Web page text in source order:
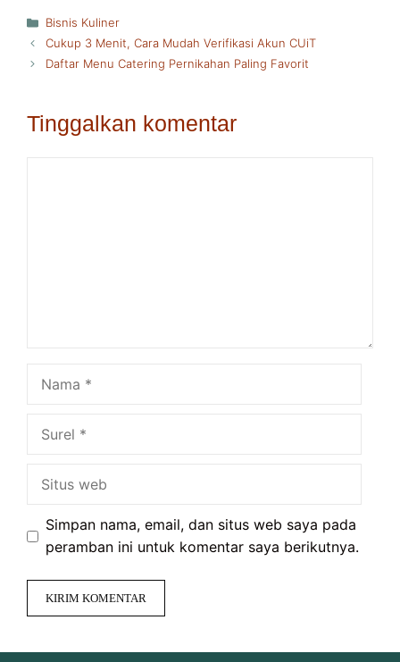
Kategori
Bisnis Kuliner
Cukup 3 Menit, Cara Mudah Verifikasi Akun CUiT
Daftar Menu Catering Pernikahan Paling Favorit
Tinggalkan komentar
Simpan nama, email, dan situs web saya pada
peramban ini untuk komentar saya berikutnya.